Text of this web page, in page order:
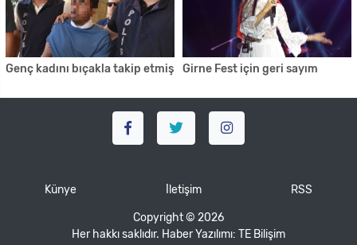
Genç kadını bıçakla takip etmiş Girne Fest için geri sayım
Künye İletişim RSS
Copyright © 2026
Her hakkı saklıdır. Haber Yazılımı: TE Bilişim